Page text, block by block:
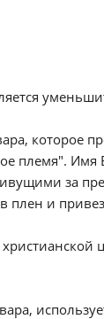
которое
племя".
за
и